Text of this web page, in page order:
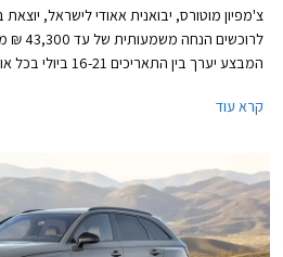
צ'מפיון מוטורס, יבואנית אאודי לישראל,
המבצע יערך בין
קרא עוד